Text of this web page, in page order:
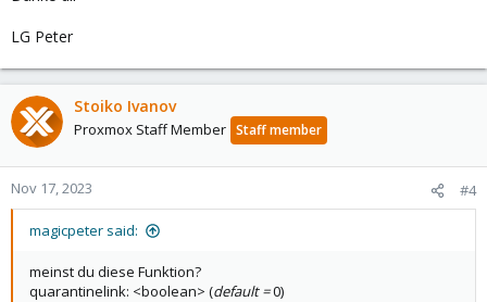
LG Peter
Stoiko Ivanov
Proxmox Staff Member Staff member
Nov 17, 2023 #4
magicpeter said:
meinst du diese Funktion?
quarantinelink: <boolean> (default =0)